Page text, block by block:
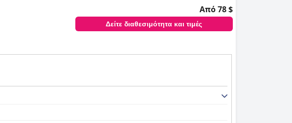
Από 78 $
Δείτε διαθεσιμότητα και τιμές